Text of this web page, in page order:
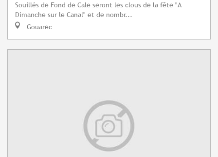
Souillés de Fond de Cale seront les clous de la fête "A
Dimanche sur le Canal" et de nombr...
Gouarec